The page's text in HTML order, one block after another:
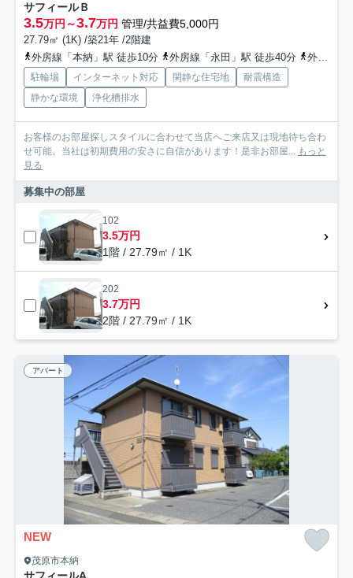
サフィールＢ
3.5万円～3.7万円 管理/共益費5,000円
27.79㎡ (1K) /築21年 /2階建
外房線「本納」駅 徒歩10分
外房線「永田」駅 徒歩40分 外房線「新茂原」駅 徒歩43分
駐輪場 インターネット対応 閑静な住宅地
耐震構造
静かな環境
浄化槽排水
お客様のお部屋探しスタイルに合わせて当店へご来店又は現地待ち合わ
せ可能。当社は初期費用の安さに自信があります！是非お部屋... もっと
見る
募集中の部屋
102
3.5万円
1階 / 27.79㎡ / 1K
202
3.7万円
2階 / 27.79㎡ / 1K
アパート
NEW
茂原市本納